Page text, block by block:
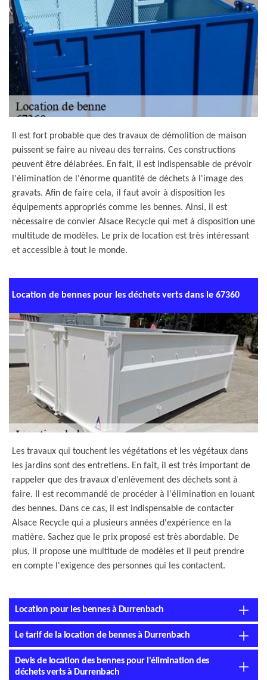
Il est fort probable que des travaux de démolition de maison
puissent se faire au niveau des terrains. Ces constructions
peuvent être délabrées. En fait, il est indispensable de prévoir
l'élimination de l'énorme quantité de déchets à l'image des
gravats. Afin de faire cela, il faut avoir à disposition les
équipements appropriés comme les bennes. Ainsi, il est
nécessaire de convier Alsace Recycle qui met à disposition une
multitude de modèles. Le prix de location est très intéressant
et accessible à tout le monde.
Location de bennes pour les déchets verts dans le 67360
Les travaux qui touchent les végétations et les végétaux dans
les jardins sont des entretiens. En fait, il est très important de
rappeler que des travaux d'enlèvement des déchets sont à
faire. Il est recommandé de procéder à l'élimination en louant
des bennes. Dans ce cas, il est indispensable de contacter
Alsace Recycle qui a plusieurs années d'expérience en la
matière. Sachez que le prix proposé est très abordable. De
plus, il propose une multitude de modèles et il peut prendre
en compte l'exigence des personnes qui les contactent.
Location pour les bennes à Durrenbach
Le tarif de la location de bennes à Durrenbach
Devis de location des bennes pour l'élimination des
déchets verts à Durrenbach